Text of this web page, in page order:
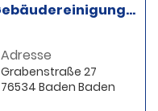
Gebäudereinigung Lutz GmbH
Adresse
Grabenstraße 27
76534 Baden Baden